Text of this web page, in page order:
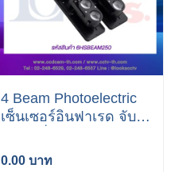
4 Beam Photoelectric
เซ็นเซอร์อินฟาเรด จับ
250 เมตร
0.00 บาท